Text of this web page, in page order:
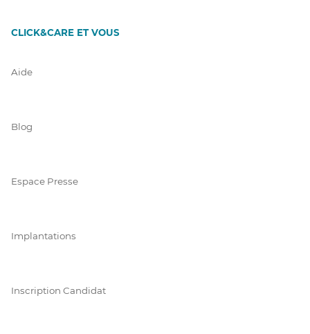
CLICK&CARE ET VOUS
Aide
Blog
Espace Presse
Implantations
Inscription Candidat